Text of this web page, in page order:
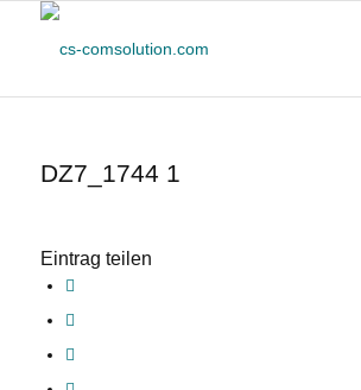
DZ7_1744 1
Eintrag teilen